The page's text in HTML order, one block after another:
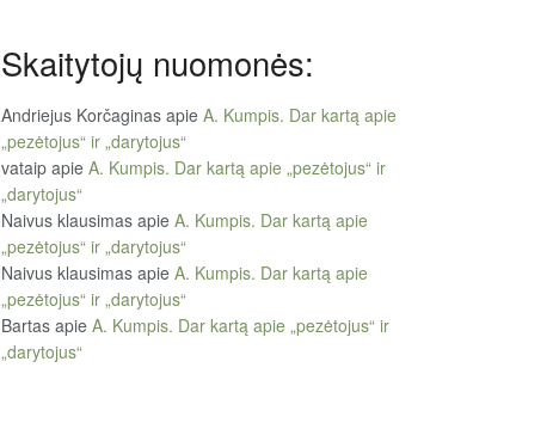
Skaitytojų nuomonės:
Andriejus Korčaginas apie A. Kumpis. Dar kartą apie
„pezėtojus“ ir „darytojus“
vataip apie A. Kumpis. Dar kartą apie „pezėtojus“ ir
„darytojus“
Naivus klausimas apie A. Kumpis. Dar kartą apie
„pezėtojus“ ir „darytojus“
Naivus klausimas apie A. Kumpis. Dar kartą apie
„pezėtojus“ ir „darytojus“
Bartas apie A. Kumpis. Dar kartą apie „pezėtojus“ ir
„darytojus“